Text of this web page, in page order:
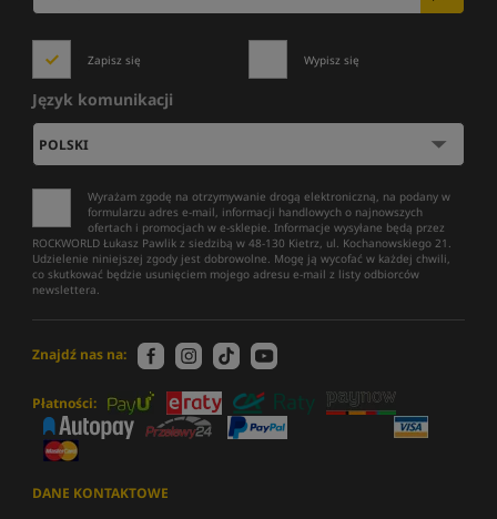
Zapisz się Wypisz się
Język komunikacji
Wyrażam zgodę na otrzymywanie drogą elektroniczną, na podany w
formularzu adres e-mail, informacji handlowych o najnowszych
ofertach i promocjach w e-sklepie. Informacje wysyłane będą przez
ROCKWORLD Łukasz Pawlik z siedzibą w 48-130 Kietrz, ul. Kochanowskiego 21.
Udzielenie niniejszej zgody jest dobrowolne. Mogę ją wycofać w każdej chwili,
co skutkować będzie usunięciem mojego adresu e-mail z listy odbiorców
newslettera.
Znajdź nas na:
Płatności:
DANE KONTAKTOWE